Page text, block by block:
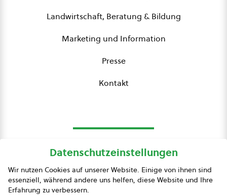
Landwirtschaft, Beratung & Bildung
Marketing und Information
Presse
Kontakt
Presse
Datenschutzeinstellungen
Wir nutzen Cookies auf unserer Website. Einige von ihnen sind
essenziell, während andere uns helfen, diese Website und Ihre
Erfahrung zu verbessern.